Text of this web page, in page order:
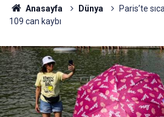
Anasayfa Dünya
Paris’te
109 can kaybı